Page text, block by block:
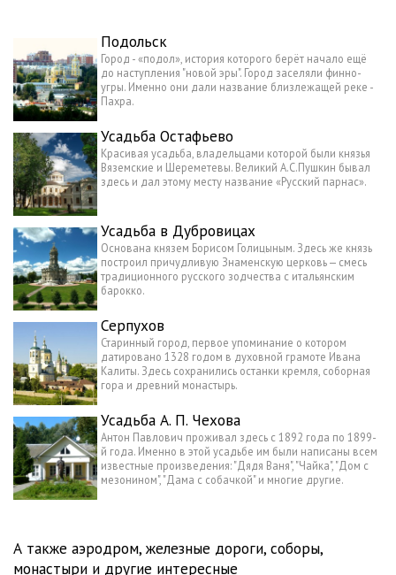
Подольск
Город - «подол», история которого берёт начало ещё
до наступления "новой эры". Город заселяли финно-
угры. Именно они дали название близлежащей реке -
Пахра.
Усадьба Остафьево
Красивая усадьба, владельцами которой были князья
Вяземские и Шереметевы. Великий А.С.Пушкин бывал
здесь и дал этому месту название «Русский парнас».
Усадьба в Дубровицах
Основана князем Борисом Голицыным. Здесь же князь
построил причудливую Знаменскую церковь — смесь
традиционного русского зодчества с итальянским
барокко.
Серпухов
Старинный город, первое упоминание о котором
датировано 1328 годом в духовной грамоте Ивана
Калиты. Здесь сохранились останки кремля, соборная
гора и древний монастырь.
Усадьба А. П. Чехова
Антон Павлович проживал здесь с 1892 года по 1899-
й года. Именно в этой усадьбе им были написаны всем
известные произведения: "Дядя Ваня", "Чайка", "Дом с
мезонином", "Дама с собачкой" и многие другие.
А также аэродром, железные дороги, соборы,
монастыри и другие интересные